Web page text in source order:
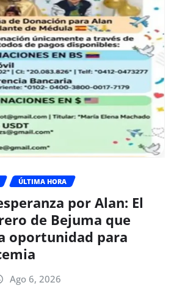
ÚLTIMA HORA
por Alan: El
de Bejuma que
oportunidad para
Ago 6, 2026